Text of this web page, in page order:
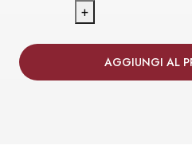
+
AGGIUNGI AL